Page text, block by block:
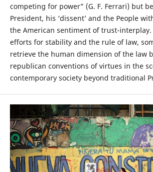
competing for power” (G. F. Ferrari) but
President, his ‘dissent’ and the People
the American sentiment of trust-
efforts for stability and the rule of law,
retrieve the human dimension of the law
republican conventions of virtues in the
contemporary society beyond traditional